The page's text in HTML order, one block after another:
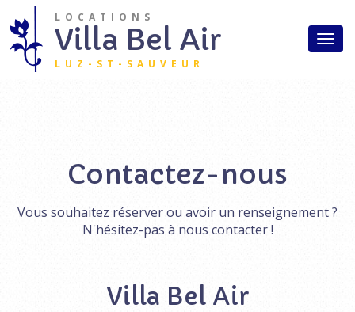
Aller au contenu principal
Accueil
Studios
Accès
Contact
Villa Bel Air
LOCATIONS
LUZ-ST-SAUVEUR
Contactez-nous
Vous souhaitez réserver ou avoir un renseignement ?
N'hésitez-pas à nous contacter !
Villa Bel Air